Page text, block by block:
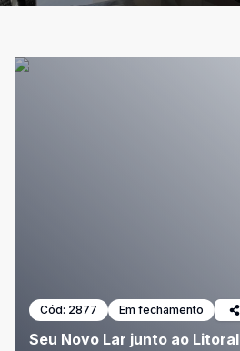
Cód: 2877 Em fechamento
Seu Novo Lar junto ao Litoral